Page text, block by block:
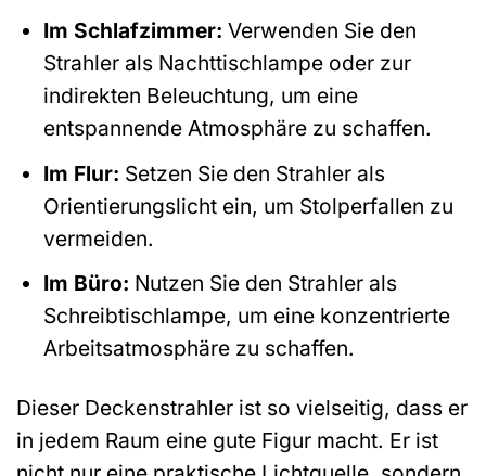
Im Schlafzimmer: Verwenden Sie den
Strahler als Nachttischlampe oder zur
indirekten Beleuchtung, um eine
entspannende Atmosphäre zu schaffen.
Im Flur: Setzen Sie den Strahler als
Orientierungslicht ein, um Stolperfallen zu
vermeiden.
Im Büro: Nutzen Sie den Strahler als
Schreibtischlampe, um eine konzentrierte
Arbeitsatmosphäre zu schaffen.
Dieser Deckenstrahler ist so vielseitig, dass er
in jedem Raum eine gute Figur macht. Er ist